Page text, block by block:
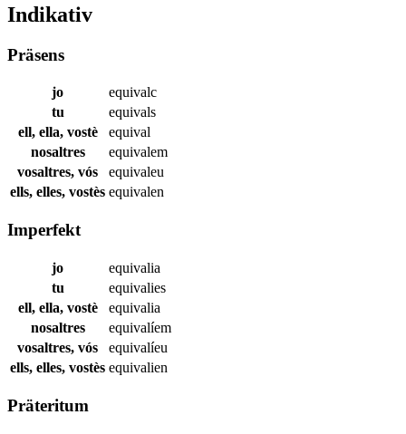
Indikativ
Präsens
jo
equivalc
tu
equivals
ell, ella, vostè
equival
nosaltres
equivalem
vosaltres, vós
equivaleu
ells, elles, vostès equivalen
Imperfekt
jo
equivalia
tu
equivalies
ell, ella, vostè
equivalia
nosaltres
equivalíem
vosaltres, vós
equivalíeu
ells, elles, vostès equivalien
Präteritum